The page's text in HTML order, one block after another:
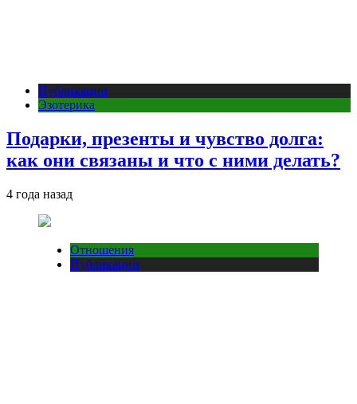
Публикации
Эзотерика
Подарки, презенты и чувство долга:
как они связаны и что с ними делать?
4 года назад
Отношения
Публикации